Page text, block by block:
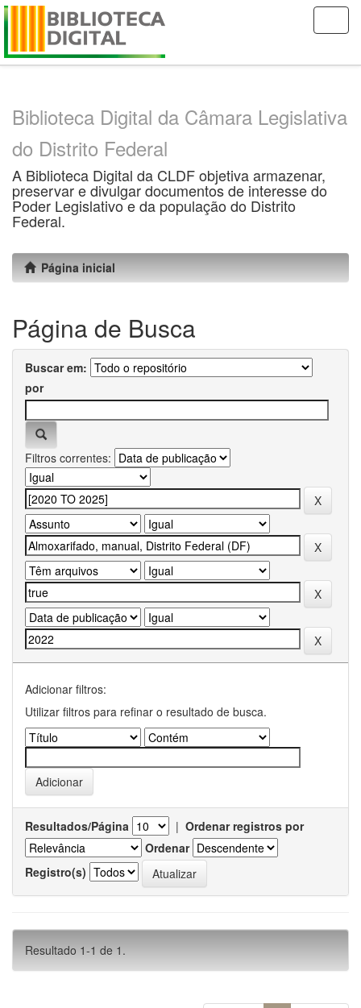
Skip
Biblioteca Digital da Câmara Legislativa
do Distrito Federal
A Biblioteca Digital da CLDF objetiva armazenar,
preservar e divulgar documentos de interesse do
Poder Legislativo e da população do Distrito
Federal.
Página inicial
Página de Busca
Buscar em:
por
Filtros correntes:
Adicionar filtros:
Utilizar filtros para refinar o resultado de busca.
Resultados/Página | Ordenar registros por
Ordenar
Registro(s)
Resultado 1-1 de 1.